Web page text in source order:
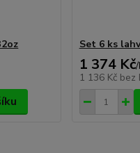
Set 6 ks
1 374 Kč/
1 136 Kč bez